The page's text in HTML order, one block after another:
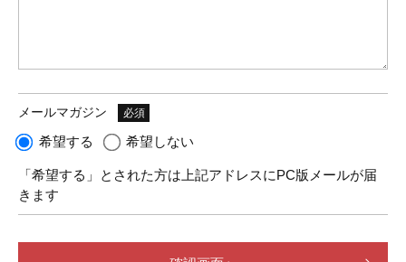
メールマガジン 必須
希望する 希望しない
「希望する」とされた方は上記アドレスにPC版メールが届
きます